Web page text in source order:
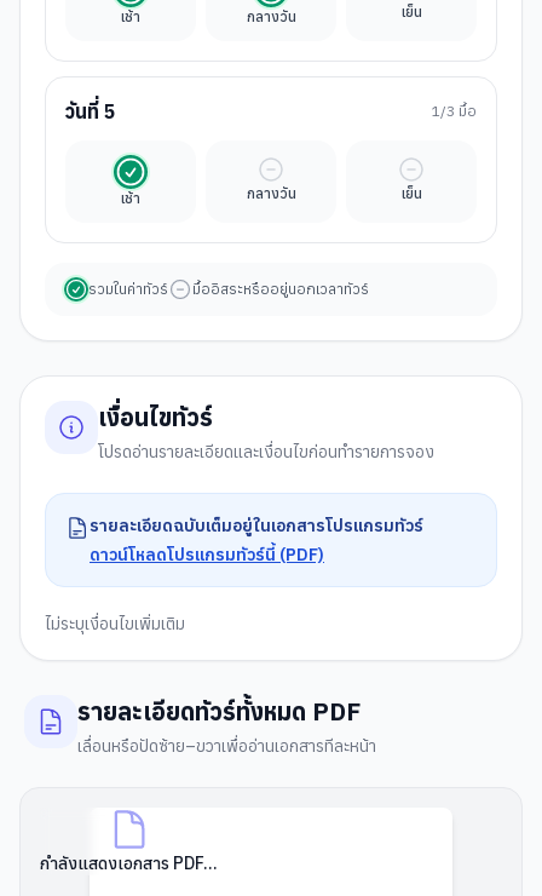
เช้า กลางวัน เย็น
วันที่ 5 1/3 มื้อ
เช้า
รวมในค่าทัวร์
กลางวัน
มื้ออิสระ
เย็น
มื้ออิสระ
รวมในค่าทัวร์ มื้ออิสระหรืออยู่นอกเวลาทัวร์
เงื่อนไขทัวร์
โปรดอ่านรายละเอียดและเงื่อนไขก่อนทำรายการจอง
รายละเอียดฉบับเต็มอยู่ในเอกสารโปรแกรมทัวร์
ดาวน์โหลดโปรแกรมทัวร์นี้ (PDF)
ไม่ระบุเงื่อนไขเพิ่มเติม
รายละเอียดทัวร์ทั้งหมด PDF
เลื่อนหรือปัดซ้าย–ขวาเพื่ออ่านเอกสารทีละหน้า
กำลังแสดงเอกสาร PDF...